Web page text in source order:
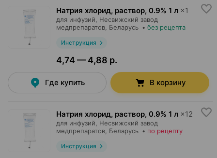
Натрия хлорид, раствор, 0.9% 1 л ×1
для инфузий, Несвижский завод
медпрепаратов, Беларусь • без рецепта
Инструкция
4,74 — 4,88 р.
Где купить В корзину
Натрия хлорид, раствор, 0.9% 1 л ×12
для инфузий, Несвижский завод
медпрепаратов, Беларусь • по рецепту
Инструкция